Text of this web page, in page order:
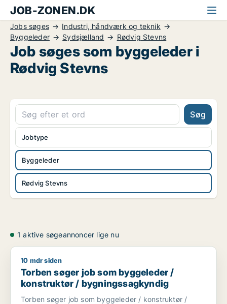
JOB-ZONEN.DK
Jobs søges
Industri, håndværk og teknik
Byggeleder
Sydsjælland Rødvig Stevns
Job søges som byggeleder i
Rødvig Stevns
Søg
Byggeleder
Rødvig Stevns
Jobtype
1 aktive søgeannoncer lige nu
Torben søger job som byggeleder / konstruktør /
10 mdr siden
Torben søger job som byggeleder /
konstruktør / bygningssagkyndig
Torben søger job som byggeleder / konstruktør /